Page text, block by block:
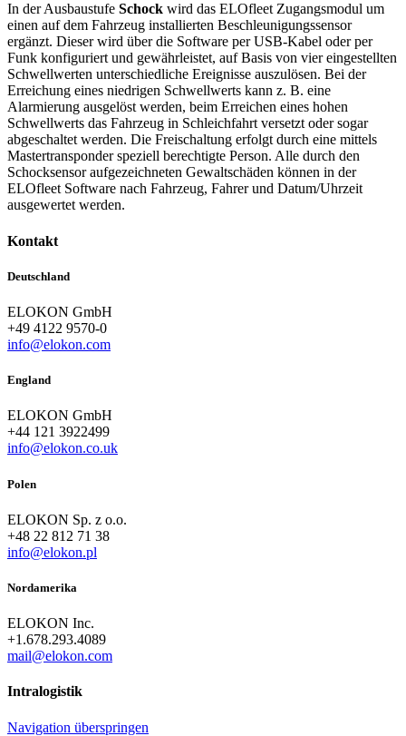
In der Ausbaustufe Schock wird das ELOfleet Zugangsmodul um
einen auf dem Fahrzeug installierten Beschleunigungssensor
ergänzt. Dieser wird über die Software per USB-Kabel oder per
Funk konfiguriert und gewährleistet, auf Basis von vier eingestellten
Schwellwerten unterschiedliche Ereignisse auszulösen. Bei der
Erreichung eines niedrigen Schwellwerts kann z. B. eine
Alarmierung ausgelöst werden, beim Erreichen eines hohen
Schwellwerts das Fahrzeug in Schleichfahrt versetzt oder sogar
abgeschaltet werden. Die Freischaltung erfolgt durch eine mittels
Mastertransponder speziell berechtigte Person. Alle durch den
Schocksensor aufgezeichneten Gewaltschäden können in der
ELOfleet Software nach Fahrzeug, Fahrer und Datum/Uhrzeit
ausgewertet werden.
Kontakt
Deutschland
ELOKON GmbH
+49 4122 9570-0
info@elokon.com
England
ELOKON GmbH
+44 121 3922499
info@elokon.co.uk
Polen
ELOKON Sp. z o.o.
+48 22 812 71 38
info@elokon.pl
Nordamerika
ELOKON Inc.
+1.678.293.4089
mail@elokon.com
Intralogistik
Navigation überspringen